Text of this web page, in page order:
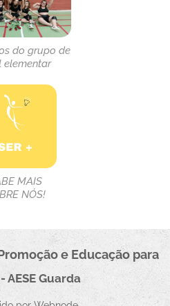
do grupo de
elementar
MAIS
NÓS!
o e Educação para
- AESE Guarda